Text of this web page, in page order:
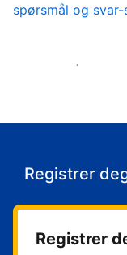
spørsmål og
Ta imot gjestene
Registrer
Registrer